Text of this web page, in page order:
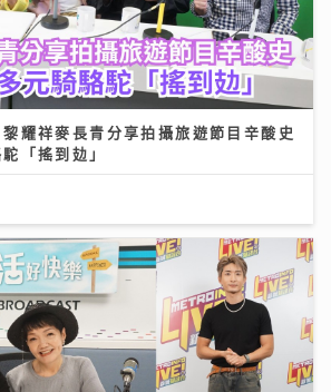
黎耀祥麥長青分享拍攝旅遊節目辛酸史
「搖到攰」